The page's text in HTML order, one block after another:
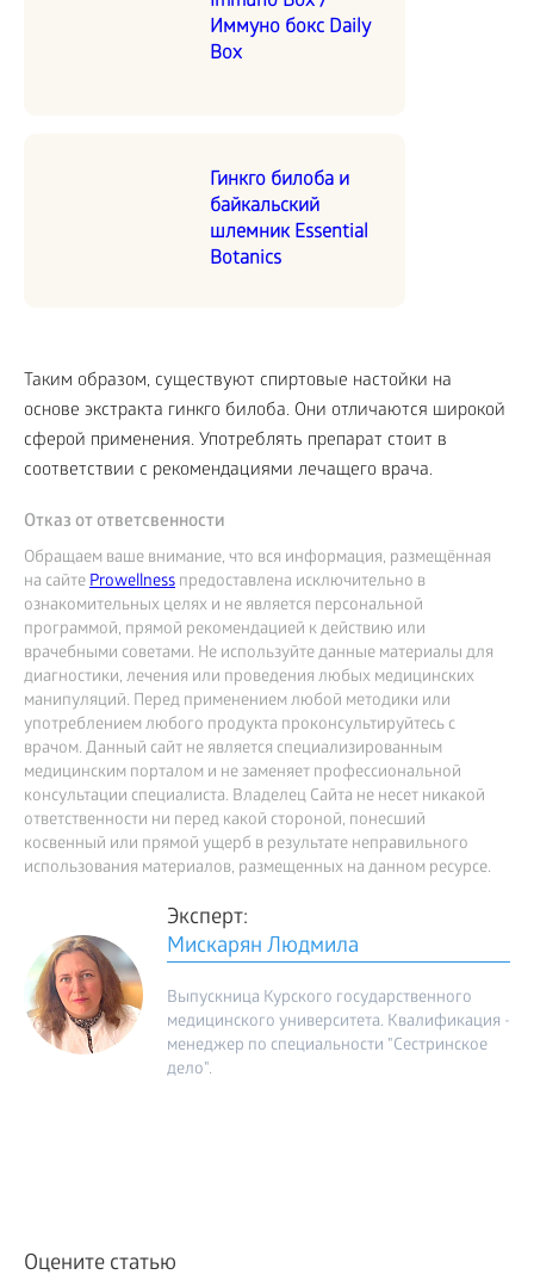
Иммуно бокс Daily
Box
Гинкго билоба и
байкальский
шлемник Essential
Botanics
Таким образом, существуют спиртовые настойки на
основе экстракта гинкго билоба. Они отличаются широкой
сферой применения. Употреблять препарат стоит в
соответствии с рекомендациями лечащего врача.
Отказ от ответсвенности
Обращаем ваше внимание, что вся информация, размещённая
на сайтеProwellness предоставлена исключительно в
ознакомительных целях и не является персональной
программой, прямой рекомендацией к действию или
врачебными советами. Не используйте данные материалы для
диагностики, лечения или проведения любых медицинских
манипуляций. Перед применением любой методики или
употреблением любого продукта проконсультируйтесь с
врачом. Данный сайт не является специализированным
медицинским порталом и не заменяет профессиональной
консультации специалиста. Владелец Сайта не несет никакой
ответственности ни перед какой стороной, понесший
косвенный или прямой ущерб в результате неправильного
использования материалов, размещенных на данном ресурсе.
Эксперт:
Мискарян Людмила
Выпускница Курского государственного
медицинского университета. Квалификация -
менеджер по специальности "Сестринское
дело".
Оцените статью